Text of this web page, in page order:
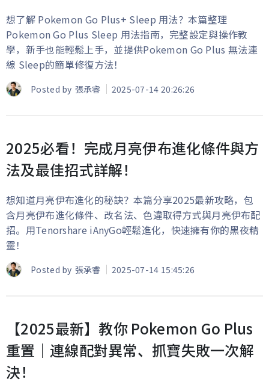
想了解 Pokemon Go Plus+ Sleep 用法？本篇整理
Pokemon Go Plus Sleep 用法指南，完整設定與操作教
學，新手也能輕鬆上手，並提供Pokemon Go Plus 無法連
線 Sleep的簡單修復方法！
Posted by 張承睿 2025-07-14 20:26:26
2025必看！完成月亮伊布進化條件與方
法及最佳招式詳解！
想知道月亮伊布進化的秘訣？本篇分享2025最新攻略，包
含月亮伊布進化條件、改名法、色違取得方式與月亮伊布配
招。用Tenorshare iAnyGo輕鬆進化，快速擁有你的黑夜精
靈！
Posted by 張承睿 2025-07-14 15:45:26
【2025最新】教你 Pokemon Go Plus
重置｜連線配對異常、抓寶失敗一次解
決！